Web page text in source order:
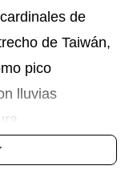
de
de Taiwán,
pico
lluvias
muy